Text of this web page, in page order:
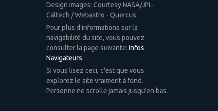
Design images: Courtesy NASA/JPL-
Caltech / Webastro - Quercus
Pour plus d'informations sur la
navigabilité du site, vous pouvez
consulter la page suivante: Infos
Navigateurs.
Si vous lisez ceci, c'est que vous
explorez le site vraiment à fond.
Personne ne scrolle jamais jusqu'en bas.